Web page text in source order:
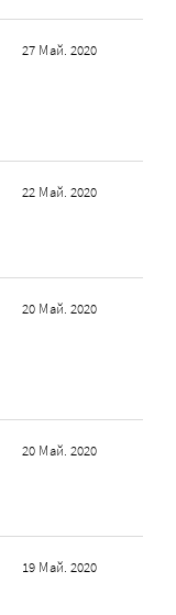
27 Май. 2020
22 Май. 2020
20 Май. 2020
20 Май. 2020
19 Май. 2020